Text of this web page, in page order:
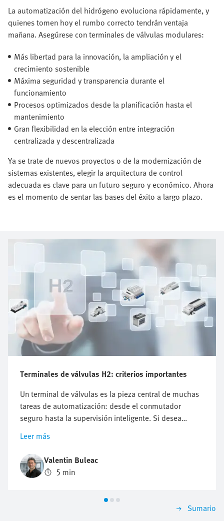
La automatización del hidrógeno evoluciona rápidamente, y
quienes tomen hoy el rumbo correcto tendrán ventaja
mañana. Asegúrese con terminales de válvulas modulares:
Más libertad para la innovación, la ampliación y el
crecimiento sostenible
Máxima seguridad y transparencia durante el
funcionamiento
Procesos optimizados desde la planificación hasta el
mantenimiento
Gran flexibilidad en la elección entre integración
centralizada y descentralizada
Ya se trate de nuevos proyectos o de la modernización de
sistemas existentes, elegir la arquitectura de control
adecuada es clave para un futuro seguro y económico. Ahora
es el momento de sentar las bases del éxito a largo plazo.
Terminales de válvulas H2: criterios importantes
Un terminal de válvulas es la pieza central de muchas
tareas de automatización: desde el conmutador
seguro hasta la supervisión inteligente. Si desea
automatizar un sistema a lo largo de la cadena de
valor del hidrógeno, hay una pregunta clave que no
puede ignorar: ¿Qué terminal de válvulas es el más
adecuado para mí? La respuesta no puede
generalizarse, ya que los requisitos difieren
Precisamente por eso merece la pena estructurar la
selección en función de los criterios más importantes.
Leer más
Valentin Buleac
5 min
Sumario